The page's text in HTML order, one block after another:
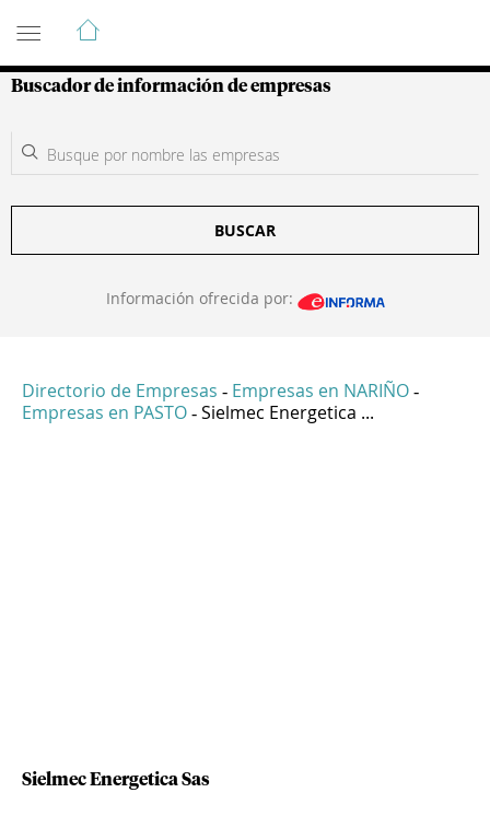
Guía de Empresas Colombianas
Buscador de información de empresas
BUSCAR
Información ofrecida por:
Directorio de Empresas - Empresas en NARIÑO -
Empresas en PASTO - Sielmec Energetica ...
Sielmec Energetica Sas